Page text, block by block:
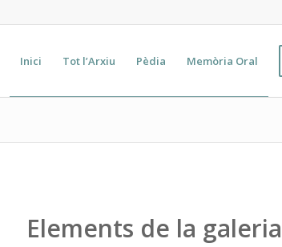
Inici Tot l’Arxiu Pèdia Memòria Oral
Elements de la galeria